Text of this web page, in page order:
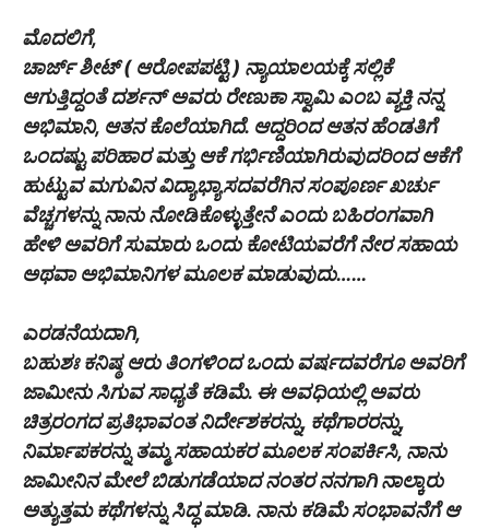
ಮೊದಲಿಗೆ,
ಚಾರ್ಜ್ ಶೀಟ್ ( ಆರೋಪಪಟ್ಟಿ ) ನ್ಯಾಯಾಲಯಕ್ಕೆ ಸಲ್ಲಿಕೆ
ಆಗುತ್ತಿದ್ದಂತೆ ದರ್ಶನ್ ಅವರು ರೇಣುಕಾ ಸ್ವಾಮಿ ಎಂಬ ವ್ಯಕ್ತಿ ನನ್ನ
ಅಭಿಮಾನಿ, ಆತನ ಕೊಲೆಯಾಗಿದೆ. ಆದ್ದರಿಂದ ಆತನ ಹೆಂಡತಿಗೆ
ಒಂದಷ್ಟು ಪರಿಹಾರ ಮತ್ತು ಆಕೆ ಗರ್ಭಿಣಿಯಾಗಿರುವುದರಿಂದ ಆಕೆಗೆ
ಹುಟ್ಟುವ ಮಗುವಿನ ವಿದ್ಯಾಭ್ಯಾಸದವರೆಗಿನ ಸಂಪೂರ್ಣ ಖರ್ಚು
ವೆಚ್ಚಗಳನ್ನು ನಾನು ನೋಡಿಕೊಳ್ಳುತ್ತೇನೆ ಎಂದು ಬಹಿರಂಗವಾಗಿ
ಹೇಳಿ ಅವರಿಗೆ ಸುಮಾರು ಒಂದು ಕೋಟಿಯವರೆಗೆ ನೇರ ಸಹಾಯ
ಅಥವಾ ಅಭಿಮಾನಿಗಳ ಮೂಲಕ ಮಾಡುವುದು……
ಎರಡನೆಯದಾಗಿ,
ಬಹುಶಃ ಕನಿಷ್ಠ ಆರು ತಿಂಗಳಿಂದ ಒಂದು ವರ್ಷದವರೆಗೂ ಅವರಿಗೆ
ಜಾಮೀನು ಸಿಗುವ ಸಾಧ್ಯತೆ ಕಡಿಮೆ. ಈ ಅವಧಿಯಲ್ಲಿ ಅವರು
ಚಿತ್ರರಂಗದ ಪ್ರತಿಭಾವಂತ ನಿರ್ದೇಶಕರನ್ನು, ಕಥೆಗಾರರನ್ನು,
ನಿರ್ಮಾಪಕರನ್ನು ತಮ್ಮ ಸಹಾಯಕರ ಮೂಲಕ ಸಂಪರ್ಕಿಸಿ, ನಾನು
ಜಾಮೀನಿನ ಮೇಲೆ ಬಿಡುಗಡೆಯಾದ ನಂತರ ನನಗಾಗಿ ನಾಲ್ಕಾರು
ಅತ್ಯುತ್ತಮ ಕಥೆಗಳನ್ನು ಸಿದ್ಧ ಮಾಡಿ. ನಾನು ಕಡಿಮೆ ಸಂಭಾವನೆಗೆ ಆ